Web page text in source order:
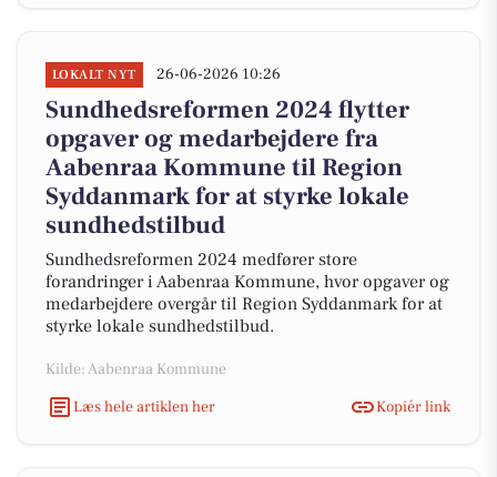
LOKALT NYT 26-06-2026 10:26
Sundhedsreformen 2024 flytter
opgaver og medarbejdere fra
Aabenraa Kommune til Region
Syddanmark for at styrke lokale
sundhedstilbud
Sundhedsreformen 2024 medfører store
forandringer i Aabenraa Kommune, hvor opgaver og
medarbejdere overgår til Region Syddanmark for at
styrke lokale sundhedstilbud.
Kilde: Aabenraa Kommune
Læs hele artiklen her
Kopiér link